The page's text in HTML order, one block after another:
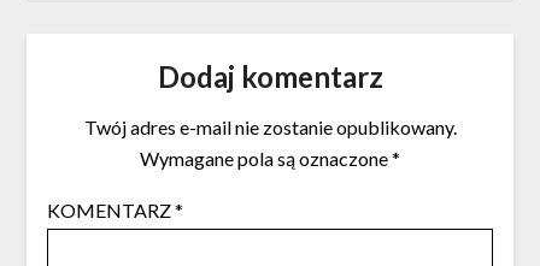
Dodaj komentarz
Twój adres e-mail nie zostanie opublikowany.
Wymagane pola są oznaczone*
KOMENTARZ*